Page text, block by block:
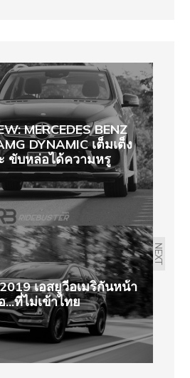
MERCEDES BENZ
DYNAMIC เต็มเต็ง
ขับหล่อได้ความหรู
NEXT
2019 เอสยูวีอเมริกันหน้า
...ที่ไม่เข้าไทย